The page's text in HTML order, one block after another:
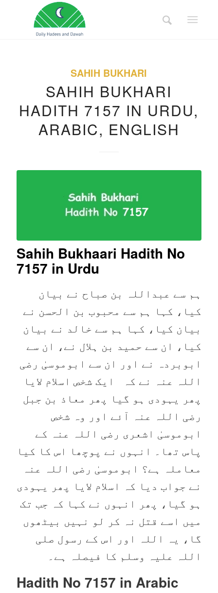
SAHIH BUKHARI
SAHIH BUKHARI
HADITH 7157 IN URDU,
ARABIC, ENGLISH
Sahih Bukhaari Hadith No
7157 in Urdu
ہم سے عبداللہ بن صباح نے بیان
کیا، کہا ہم سے محبوب بن الحسن نے
بیان کیا، کہا ہم سے خالد نے بیان
کیا، ان سے حمید بن ہلال نے، ان سے
ابوبردہ نے اور ان سے ابوموسیٰ رضی
اللہ عنہ نے کہ ایک شخص اسلام لایا
پھر یہودی ہو گیا پھر معاذ بن جبل
رضی اللہ عنہ آئے اور وہ شخص
ابوموسیٰ اشعری رضی اللہ عنہ کے
پاس تھا۔ انہوں نے پوچھا اس کا کیا
معاملہ ہے؟ ابوموسیٰ رضی اللہ عنہ
نے جواب دیا کہ اسلام لایا پھر یہودی
ہو گیا، پھر انہوں نے کہا کہ جب تک
میں اسے قتل نہ کر لو نہیں بیٹھوں
گا، یہ اللہ اور اس کے رسول صلی
اللہ علیہ وسلم کا فیصلہ ہے۔
Hadith No 7157 in Arabic